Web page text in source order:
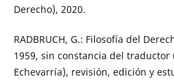
Derecho), 2020.
RADBRUCH, G.: Filosofía del
1959, sin constancia del traductor
Echevarría), revisión, edición y